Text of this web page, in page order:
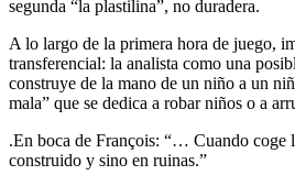
segunda “la plastilina”, no duradera.
A lo largo de la primera hora de juego,
transferencial: la analista como una
construye de la mano de un niño a un
mala” que se dedica a robar niños o a
.En boca de François: “… Cuando coge
construido y sino en ruinas.”